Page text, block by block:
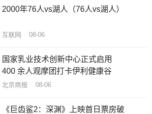
2000年76人vs湖人（76人vs湖人）
互联网 08-06
国家乳业技术创新中心正式启用
400 余人观摩团打卡伊利健康谷
北京商报 08-06
《巨齿鲨2：深渊》上映首日票房破